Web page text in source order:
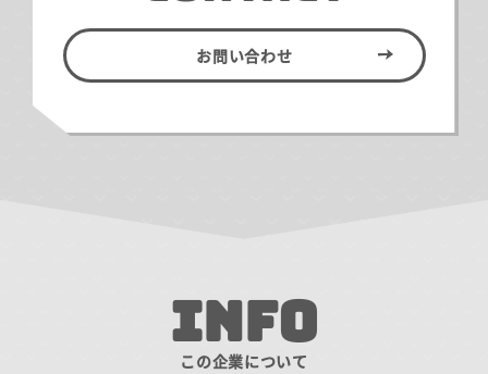
お問い合わせ
INFO
この企業について